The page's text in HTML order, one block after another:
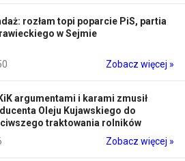
rozłam topi poparcie PiS, partia
w Sejmie
Zobacz więcej »
argumentami i karami zmusił
Oleju Kujawskiego do
traktowania rolników
Zobacz więcej »